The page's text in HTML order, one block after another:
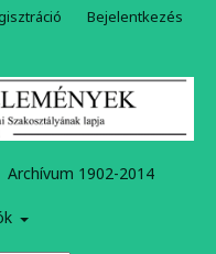
Archívum 1902-2014
Bejelentkezés